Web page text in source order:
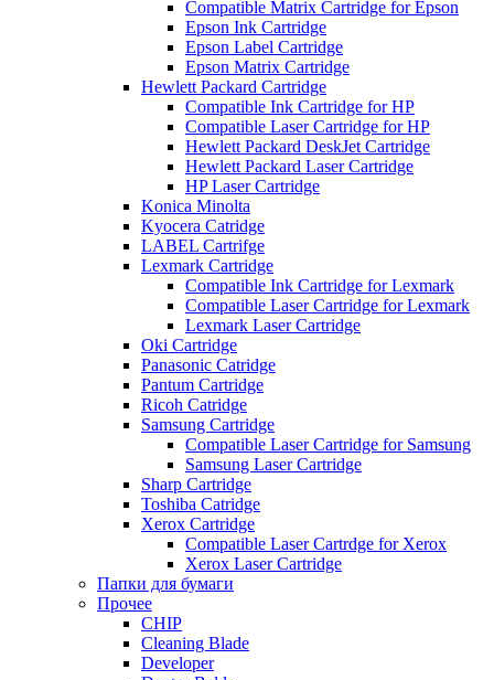
Compatible Matrix Cartridge for Epson
Epson Ink Cartridge
Epson Label Cartridge
Epson Matrix Cartridge
Hewlett Packard Cartridge
Compatible Ink Cartridge for HP
Compatible Laser Cartridge for HP
Hewlett Packard DeskJet Cartridge
Hewlett Packard Laser Cartridge
HP Laser Cartridge
Konica Minolta
Kyocera Catridge
LABEL Cartrifge
Lexmark Cartridge
Compatible Ink Cartridge for Lexmark
Compatible Laser Cartridge for Lexmark
Lexmark Laser Cartridge
Oki Cartridge
Panasonic Catridge
Pantum Cartridge
Ricoh Catridge
Samsung Cartridge
Compatible Laser Cartridge for Samsung
Samsung Laser Cartridge
Sharp Cartridge
Toshiba Catridge
Xerox Cartridge
Compatible Laser Cartrdge for Xerox
Xerox Laser Cartridge
Папки для бумаги
Прочее
CHIP
Cleaning Blade
Developer